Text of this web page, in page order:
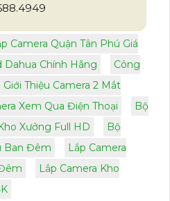
Camera Quận Tân Phú Giá
Dahua Chính Hãng
Công
Giới Thiệu Camera 2 Mắt
Xem Qua Điện Thoại
Bộ
Xưởng Full HD
Bộ
Ban Đêm
Lắp Camera
Lắp Camera Kho